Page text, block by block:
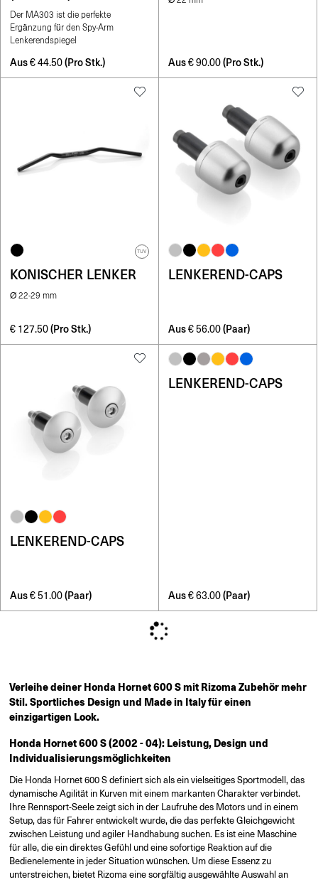
Der MA303 ist die perfekte
Ergänzung für den Spy-Arm
Lenkerendspiegel
Aus €44.50 (Pro Stk.) Aus €90.00 (Pro Stk.)
TUV
KONISCHER LENKER
Ø 22-29 mm
€ 127.50 (Pro Stk.)
LENKEREND-CAPS
Aus €56.00 (Paar)
LENKEREND-CAPS
Aus €51.00 (Paar)
LENKEREND-CAPS
Aus €63.00 (Paar)
Verleihe deiner Honda Hornet 600 S mit Rizoma Zubehör mehr
Stil. Sportliches Design und Made in Italy für einen
einzigartigen Look.
Honda Hornet 600 S (2002 - 04): Leistung, Design und
Individualisierungsmöglichkeiten
Die Honda Hornet 600 S definiert sich als ein vielseitiges Sportmodell, das
dynamische Agilität in Kurven mit einem markanten Charakter verbindet.
Ihre Rennsport-Seele zeigt sich in der Laufruhe des Motors und in einem
Setup, das für Fahrer entwickelt wurde, die das perfekte Gleichgewicht
zwischen Leistung und agiler Handhabung suchen. Es ist eine Maschine
für alle, die ein direktes Gefühl und eine sofortige Reaktion auf die
Bedienelemente in jeder Situation wünschen. Um diese Essenz zu
unterstreichen, bietet Rizoma eine sorgfältig ausgewählte Auswahl an